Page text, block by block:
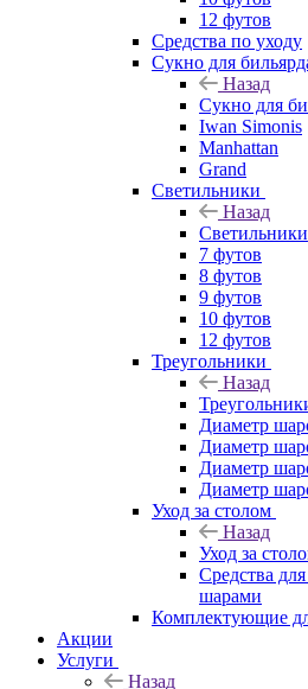
12 футов
Средства по уходу
Сукно для
Назад
Сукно для
Iwan Simonis
Manhattan
Grand
Светильники
Назад
Светильники
7 футов
8 футов
9 футов
10 футов
12 футов
Треугольники
Назад
Диаметр
Диаметр
Диаметр
Диаметр
Уход за столом
Назад
Уход за
Средства
шарами
Комплектующие
Акции
Услуги
Назад